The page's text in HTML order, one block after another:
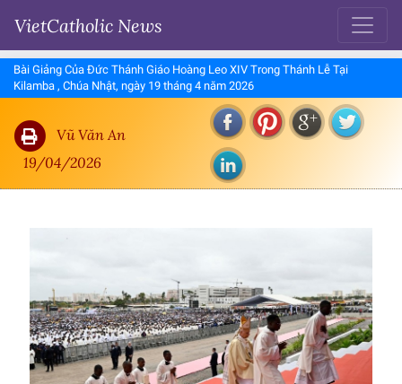
VietCatholic News
Bài Giảng Của Đức Thánh Giáo Hoàng Leo XIV Trong Thánh Lễ Tại
Kilamba , Chúa Nhật, ngày 19 tháng 4 năm 2026
Vũ Văn An
19/04/2026